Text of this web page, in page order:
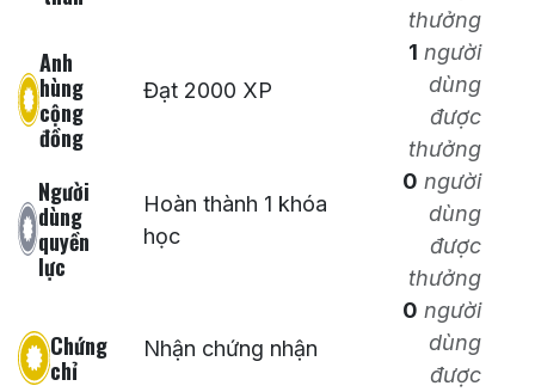
thưởng
Anh
hùng
cộng
đồng
Đạt 2000 XP
1 người
dùng
được
thưởng
Người
dùng
quyền
lực
Hoàn thành 1 khóa
học
0 người
dùng
được
thưởng
Chứng
chỉ
Nhận chứng nhận
0 người
dùng
được